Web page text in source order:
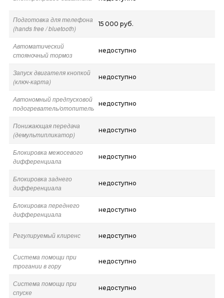
Подготовка для телефона
(hands free / bluetooth)
15 000 руб.
Автоматический
стояночный тормоз
недоступно
Запуск двигателя кнопкой
(ключ-карта)
недоступно
Автономный предпусковой
подогреватель/отопитель
недоступно
Понижающая передача
(демультипликатор)
недоступно
Блокировка межосевого
дифференциала
недоступно
Блокировка заднего
дифференциала
недоступно
Блокировка переднего
дифференциала
недоступно
Регулируемый клиренс недоступно
Система помощи при
трогании в гору
недоступно
Система помощи при
спуске
недоступно